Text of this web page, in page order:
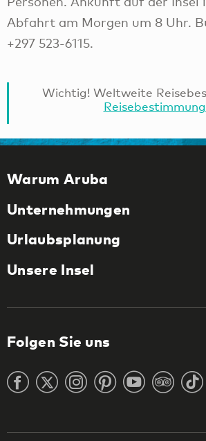
Abfahrt am Morgen um 8 Uhr.
+297 523-6115.
Wichtig! Weltweite
Warum Aruba
Unternehmungen
Urlaubsplanung
Unsere Insel
Folgen Sie uns